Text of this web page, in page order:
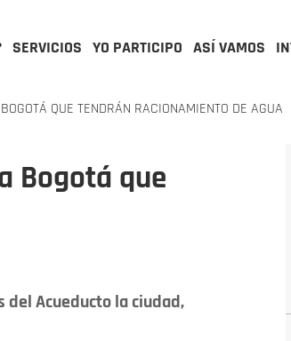
SERVICIOS YO PARTICIPO ASÍ VAMOS
QUE TENDRÁN RACIONAMIENTO DE AGUA
Bogotá que
del Acueducto la ciudad,